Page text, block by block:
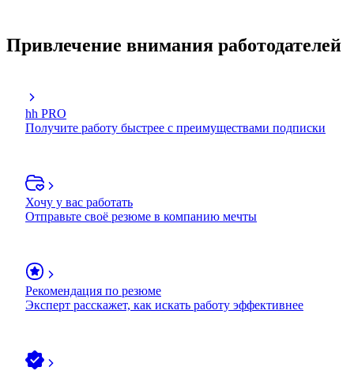
Привлечение внимания работодателей
hh PRO
Получите работу быстрее с преимуществами подписки
Хочу у вас работать
Отправьте своё резюме в компанию мечты
Рекомендация по резюме
Эксперт расскажет, как искать работу эффективнее